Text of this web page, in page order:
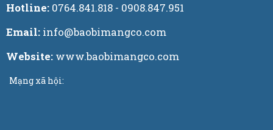
Hotline: 0764.841.818 - 0908.847.951
Email: info@baobimangco.com
Website: www.baobimangco.com
Mạng xã hội: